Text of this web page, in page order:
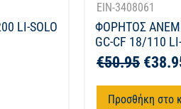
LI-SOLO
EIN-3408061
ΦΟΡΗΤΟΣ
GC-CF 18/110
€50.95 €
Προσθήκη στο